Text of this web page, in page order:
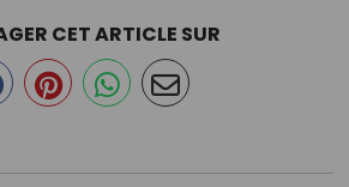
CET ARTICLE SUR